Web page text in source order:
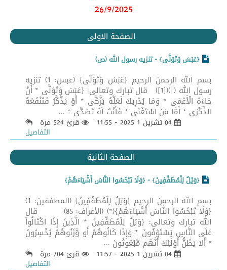
26/9/2025
الصفحة الاولى
{عَبَسَ وَتَوَلَّى} - تنزيه رسول الله (ص)
بسم الله الرحمن الرحيم {عَبَسَ وَتَوَلَّى} (عبس: 1) تنزيه
رسول الله (|)([1]) قال تبارك وتعالى: {عَبَسَ وَتَوَلَّى * أَنْ
جَاءَهُ الْأَعْمَى * وَمَا يُدْرِيكَ لَعَلَّهُ يَزَّكَّى * أَوْ يَذَّكَّرُ فَتَنْفَعَهُ
الذِّكْرَى * أَمَّا مَنِ اسْتَغْنَى * فَأَنْتَ لَهُ تَصَدَّى * ...
قرئ 524 مرة
التفاصيل
الصفحة الثانية
{وَيْلٌ لِلْمُطَفِّفِينَ} - {وَلَا تَبْخَسُوا النَّاسَ أَشْيَاءَهُمْ}
بسم الله الرحمن الرحيم {وَيْلٌ لِلْمُطَفِّفِينَ} (المطففين: 1)
{وَلَا تَبْخَسُوا النَّاسَ أَشْيَاءَهُمْ}(*) (الأعراف: 85) قال
الله تبارك وتعالى: {وَيْلٌ لِلْمُطَفِّفِينَ * الَّذِينَ إِذَا اكْتَالُواْ
عَلَى النَّاسِ يَسْتَوْفُونَ * وَإِذَا كَالُوهُمْ أَو وَّزَنُوهُمْ يُخْسِرُونَ
* أَلا يَظُنُّ أُوْلَئِكَ أَنَّهُم مَّبْعُوثُونَ ...
قرئ 704 مرة
التفاصيل